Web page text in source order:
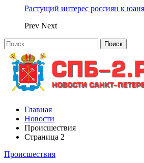
Растущий интерес россиян к
Prev Next
Главная
Новости
Происшествия
Страница 2
Происшествия